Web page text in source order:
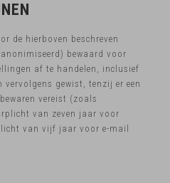
de hierboven beschreven
bewaard voor
af te handelen, inclusief
vervolgens gewist, tenzij er een
vereist (zoals
van zeven jaar voor
van vijf jaar voor e-mail